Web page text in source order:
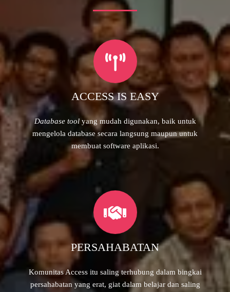
ACCESS IS EASY
Database toolyang mudah digunakan, baik untuk
mengelola database secara langsung maupun untuk
membuat software aplikasi.
PERSAHABATAN
Komunitas Access itu saling terhubung dalam bingkai
persahabatan yang erat, giat dalam belajar dan saling